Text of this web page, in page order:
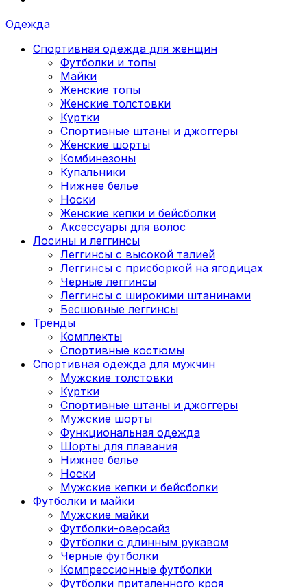
Одежда
Спортивная одежда для женщин
Футболки и топы
Майки
Женские топы
Женские толстовки
Куртки
Спортивные штаны и джоггеры
Женские шорты
Комбинезоны
Купальники
Нижнее белье
Носки
Женские кепки и бейсболки
Аксессуары для волос
Лосины и леггинсы
Леггинсы с высокой талией
Леггинсы с присборкой на ягодицах
Чёрные леггинсы
Леггинсы с широкими штанинами
Бесшовные леггинсы
Тренды
Комплекты
Спортивные костюмы
Спортивная одежда для мужчин
Мужские толстовки
Куртки
Спортивные штаны и джоггеры
Мужские шорты
Функциональная одежда
Шорты для плавания
Нижнее белье
Носки
Мужские кепки и бейсболки
Футболки и майки
Мужские майки
Футболки-оверсайз
Футболки с длинным рукавом
Чёрные футболки
Компрессионные футболки
Футболки приталенного кроя